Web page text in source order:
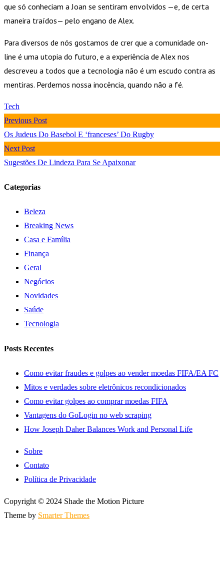
que só conheciam a Joan se sentiram envolvidos —e, de certa
maneira traídos— pelo engano de Alex.
Para diversos de nós gostamos de crer que a comunidade on-
line é uma utopia do futuro, e a experiência de Alex nos
descreveu a todos que a tecnologia não é um escudo contra as
mentiras. Perdemos nossa inocência, quando não a fé.
Tech
Previous Post
Os Judeus Do Basebol E ‘franceses’ Do Rugby
Next Post
Sugestões De Lindeza Para Se Apaixonar
Categorias
Beleza
Breaking News
Casa e Família
Finança
Geral
Negócios
Novidades
Saúde
Tecnologia
Posts Recentes
Como evitar fraudes e golpes ao vender moedas FIFA/EA FC
Mitos e verdades sobre eletrônicos recondicionados
Como evitar golpes ao comprar moedas FIFA
Vantagens do GoLogin no web scraping
How Joseph Daher Balances Work and Personal Life
Sobre
Contato
Política de Privacidade
Copyright © 2024 Shade the Motion Picture
Theme by Smarter Themes